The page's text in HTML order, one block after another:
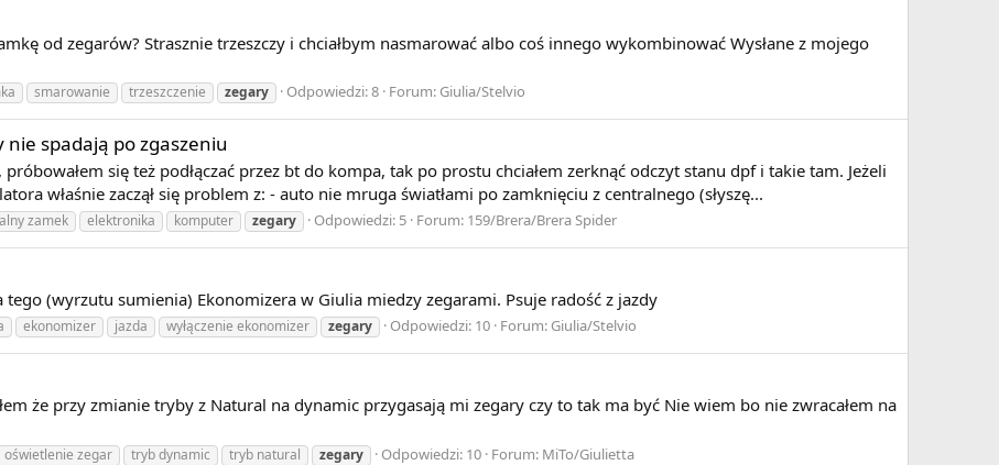
od zegarów? Strasznie trzeszczy i chciałbym nasmarować albo coś innego wykombinować Wysłane z mojego
smarowanie trzeszczenie zegary Odpowiedzi: 8 Forum: Giulia/Stelvio
spadają po zgaszeniu
się też podłączać przez bt do kompa, tak po prostu chciałem zerknąć odczyt stanu dpf i takie tam. Jeżeli
właśnie zaczął się problem z: - auto nie mruga światłami po zamknięciu z centralnego (słyszę...
zamek elektronika komputer zegary Odpowiedzi: 5 Forum: 159/Brera/Brera Spider
tego (wyrzutu sumienia) Ekonomizera w Giulia miedzy zegarami. Psuje radość z jazdy
ekonomizer jazda wyłączenie ekonomizer zegary Odpowiedzi: 10 Forum: Giulia/Stelvio
że przy zmianie tryby z Natural na dynamic przygasają mi zegary czy to tak ma być Nie wiem bo nie zwracałem na
oświetlenie zegar tryb dynamic tryb natural zegary Odpowiedzi: 10 Forum: MiTo/Giulietta